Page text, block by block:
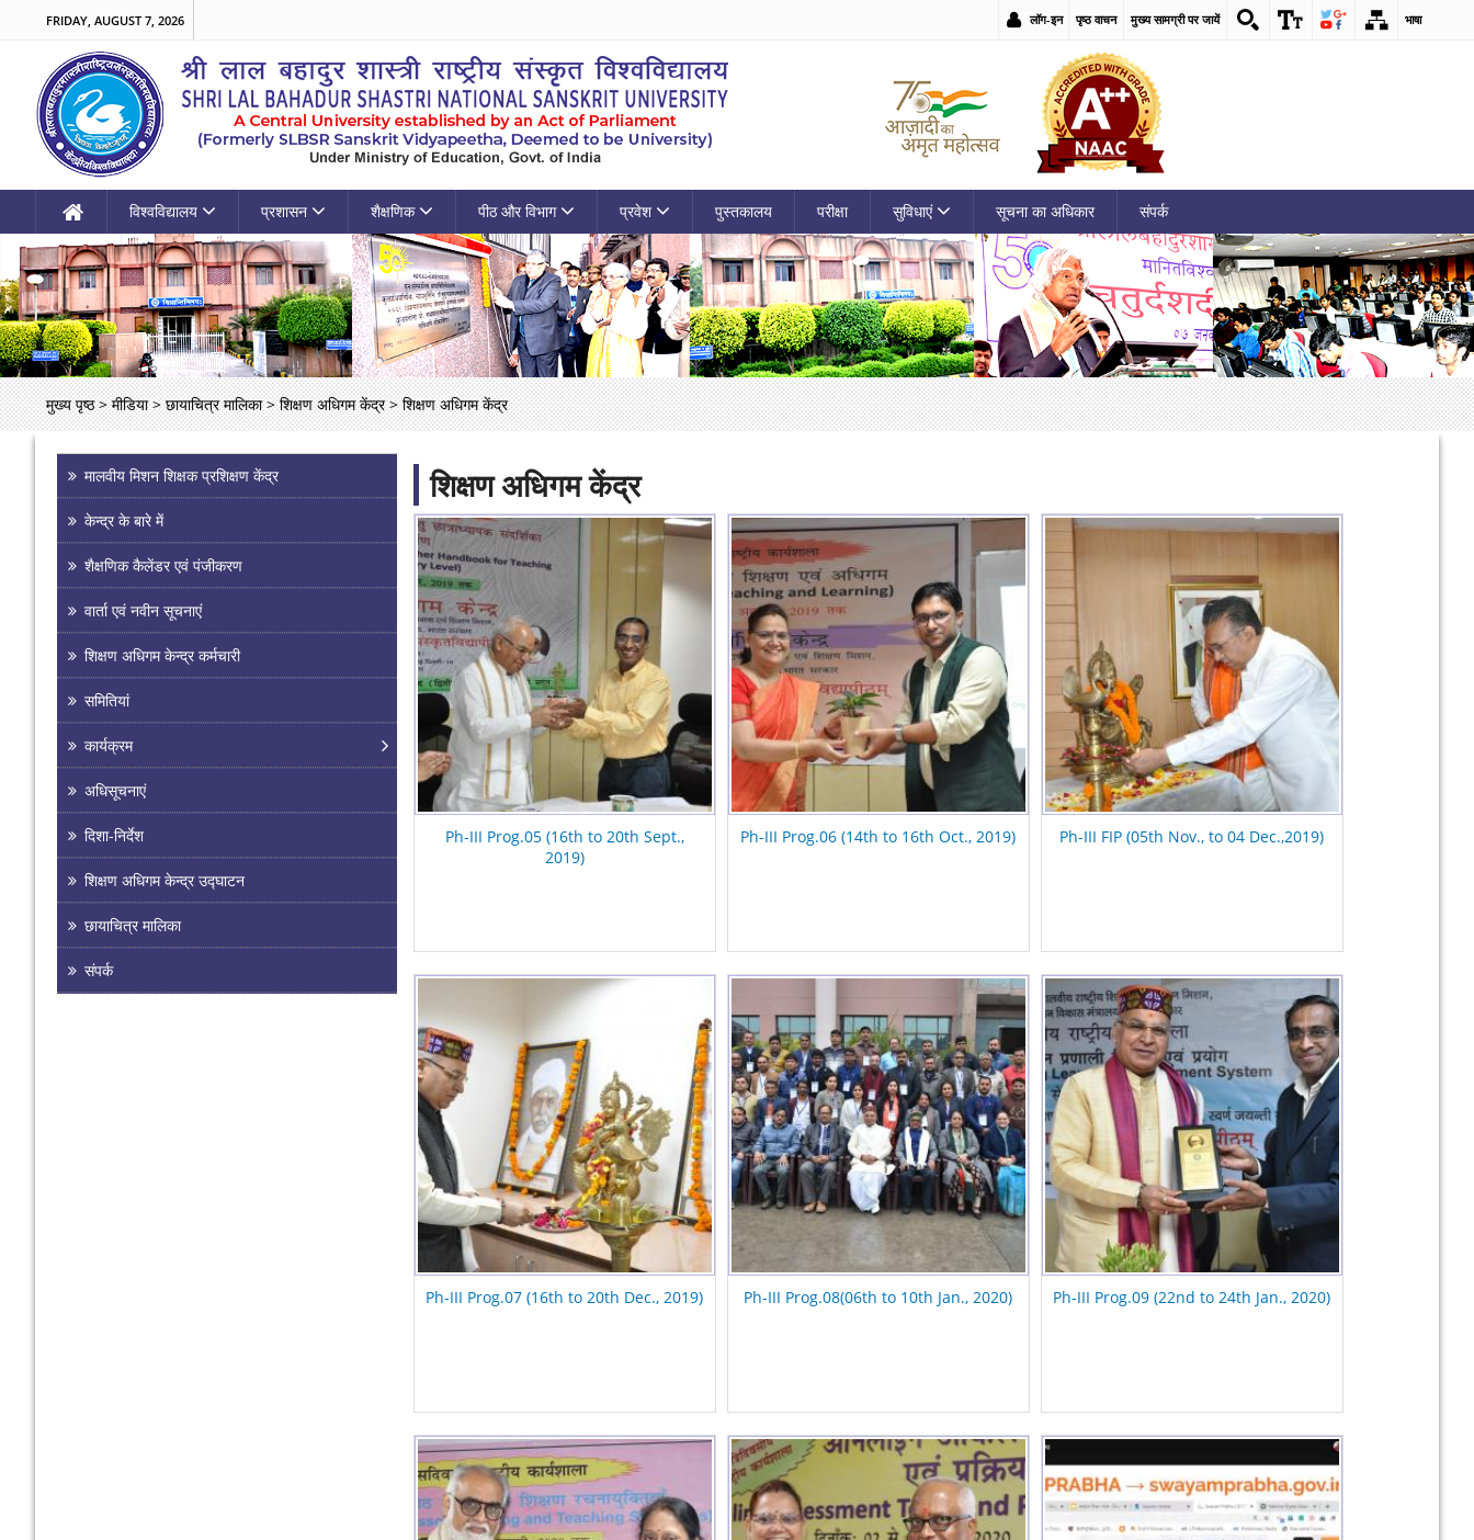
FRIDAY, AUGUST 7, 2026 लॉग-इन पृष्ठ वाचन मुख्य सामग्री पर जायें भाषा
विश्वविद्यालय प्रशासन शैक्षणिक पीठ और विभाग प्रवेश पुस्तकालय परीक्षा सुविधाएं सूचना का अधिकार संपर्क
मुख्य पृष्ठ > मीडिया > छायाचित्र मालिका > शिक्षण अधिगम केंद्र > शिक्षण अधिगम केंद्र
मालवीय मिशन शिक्षक प्रशिक्षण केंद्र
केन्द्र के बारे में
शैक्षणिक कैलेंडर एवं पंजीकरण
वार्ता एवं नवीन सूचनाएं
शिक्षण अधिगम केन्द्र कर्मचारी
समितियां
कार्यक्रम
अधिसूचनाएं
दिशा-निर्देश
शिक्षण अधिगम केन्द्र उद्घाटन
छायाचित्र मालिका
संपर्क
शिक्षण अधिगम केंद्र
Ph-III Prog.05 (16th to 20th Sept.,
2019)
Ph-III Prog.06 (14th to 16th Oct., 2019) Ph-III FIP (05th Nov., to 04 Dec.,2019)
Ph-III Prog.07 (16th to 20th Dec., 2019) Ph-III Prog.08(06th to 10th Jan., 2020) Ph-III Prog.09 (22nd to 24th Jan., 2020)
Pages